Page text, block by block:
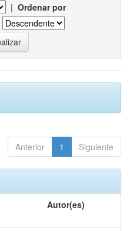
| Ordenar por
Anterior 1 Siguiente
Autor(es)